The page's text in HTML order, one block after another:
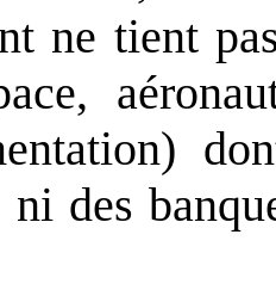
ne tient
des